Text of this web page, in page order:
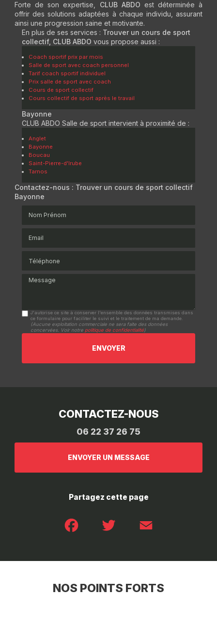
Forte de son expertise, CLUB ABDO est déterminée à
offrir des solutions adaptées à chaque individu, assurant
ainsi une progression saine et motivante.
En plus de ses services : Trouver un cours de sport
collectif, CLUB ABDO vous propose aussi :
Coach sportif prix par mois
Salle de sport avec coach personnel
Tarif coach sportif individuel
Prix salle de sport avec coach
Cours de sport collectif
Cours collectif de sport après le travail
Bayonne
CLUB ABDO Salle de sport intervient à proximité de :
Anglet
Bayonne
Boucau
Saint-Pierre-d'Irube
Tarnos
Contactez-nous : Trouver un cours de sport collectif
Bayonne
Message
J'autorise ce site à conserver l'ensemble des données transmises dans
ce formulaire pour faciliter le suivi et le traitement de ma demande.
(Aucune exploitation commerciale ne sera faite des données
concervées. Voir notre politique de confidentialité)
CONTACTEZ-NOUS
06 22 37 26 75
ENVOYER UN MESSAGE
Partagez cette page
NOS POINTS FORTS